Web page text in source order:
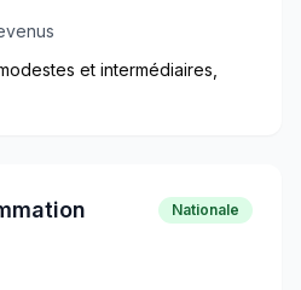
et intermédiaires,
Nationale